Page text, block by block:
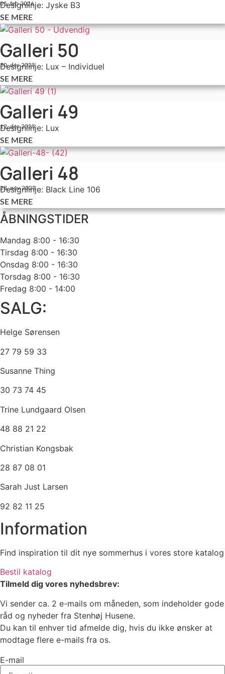
05. feb 2026
Designlinje: Jyske B3
SE MERE
Galleri 50
30. dec 2025
Designlinje: Lux – Individuel
SE MERE
Galleri 49
12. dec 2025
Designlinje: Lux
SE MERE
Galleri 48
28. nov 2025
Designlinje: Black Line 106
SE MERE
ÅBNINGSTIDER
Mandag 8:00 - 16:30
Tirsdag 8:00 - 16:30
Onsdag 8:00 - 16:30
Torsdag 8:00 - 16:30
Fredag 8:00 - 14:00
SALG:
Helge Sørensen
27 79 59 33
Susanne Thing
30 73 74 45
Trine Lundgaard Olsen
48 88 21 22
Christian Kongsbak
28 87 08 01
Sarah Just Larsen
92 82 11 25
Information
Find inspiration til dit nye sommerhus i vores store katalog
Bestil katalog
Tilmeld dig vores nyhedsbrev:
Vi sender ca. 2 e-mails om måneden, som indeholder gode
råd og nyheder fra Stenhøj Husene.
Du kan til enhver tid afmelde dig, hvis du ikke ønsker at
modtage flere e-mails fra os.
E-mail